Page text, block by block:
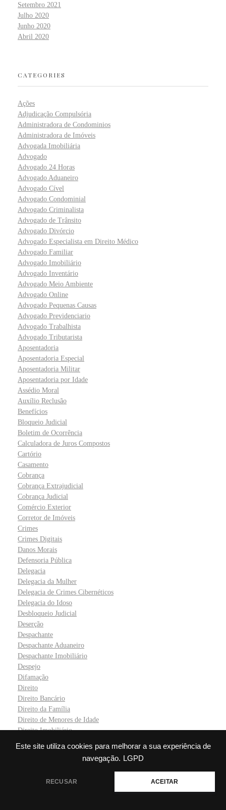
Este site utiliza cookies para melhorar a sua experiência de
navegação. LGPD
RECUSAR ACEITAR
Setembro 2021
Julho 2020
Junho 2020
Abril 2020
CATEGORIES
Ações
Adjudicação Compulsória
Administradora de Condominios
Administradora de Imóveis
Advogada Imobiliária
Advogado
Advogado 24 Horas
Advogado Aduaneiro
Advogado Cível
Advogado Condominial
Advogado Criminalista
Advogado de Trânsito
Advogado Divórcio
Advogado Especialista em Direito Médico
Advogado Familiar
Advogado Imobiliário
Advogado Inventário
Advogado Meio Ambiente
Advogado Online
Advogado Pequenas Causas
Advogado Previdenciario
Advogado Trabalhista
Advogado Tributarista
Aposentadoria
Aposentadoria Especial
Aposentadoria Militar
Aposentadoria por Idade
Assédio Moral
Auxílio Reclusão
Benefícios
Bloqueio Judicial
Boletim de Ocorrência
Calculadora de Juros Compostos
Cartório
Casamento
Cobrança
Cobrança Extrajudicial
Cobrança Judicial
Comércio Exterior
Corretor de Imóveis
Crimes
Crimes Digitais
Danos Morais
Defensoria Pública
Delegacia
Delegacia da Mulher
Delegacia de Crimes Cibernéticos
Delegacia do Idoso
Desbloqueio Judicial
Deserção
Despachante
Despachante Aduaneiro
Despachante Imobiliário
Despejo
Difamação
Direito
Direito Bancário
Direito da Família
Direito de Menores de Idade
Direito Imobiliário
Direito Marítimo
Direitos Humanos💬 Precisa de ajuda?